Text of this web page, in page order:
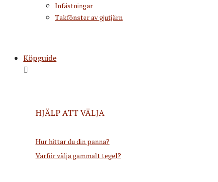
Infästningar
Takfönster av gjutjärn
Köpguide
HJÄLP ATT VÄLJA
Hur hittar du din panna?
Varför välja gammalt tegel?